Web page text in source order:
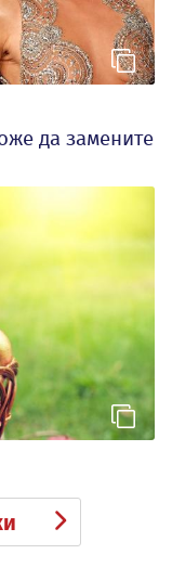
да замените